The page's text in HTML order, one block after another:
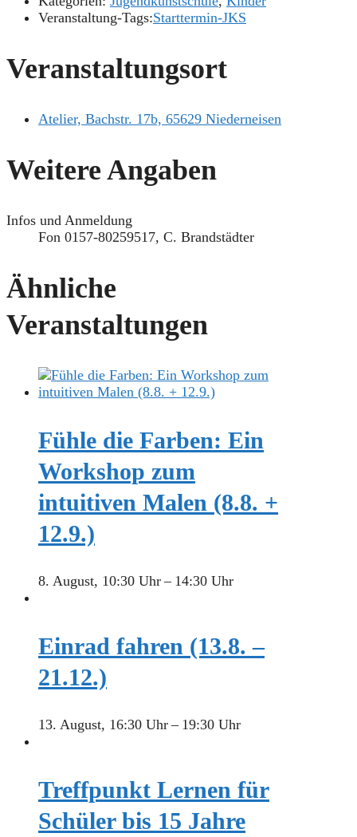
Veranstaltung-Tags:Starttermin-JKS
Veranstaltungsort
Atelier, Bachstr. 17b, 65629 Niederneisen
Weitere Angaben
Infos und Anmeldung
Fon 0157-80259517, C. Brandstädter
Ähnliche
Veranstaltungen
Fühle die Farben: Ein
Workshop zum
intuitiven Malen (8.8. +
12.9.)
8. August, 10:30 Uhr– 14:30 Uhr
Einrad fahren (13.8. –
21.12.)
13. August, 16:30 Uhr– 19:30 Uhr
Treffpunkt Lernen für
Schüler bis 15 Jahre